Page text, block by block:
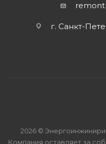
г. Санкт-
2026 ©
Компания оставляет за